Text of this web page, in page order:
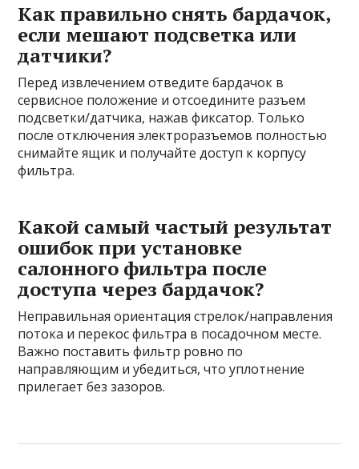
Как правильно снять бардачок,
если мешают подсветка или
датчики?
Перед извлечением отведите бардачок в
сервисное положение и отсоедините разъем
подсветки/датчика, нажав фиксатор. Только
после отключения электроразъемов полностью
снимайте ящик и получайте доступ к корпусу
фильтра.
Какой самый частый результат
ошибок при установке
салонного фильтра после
доступа через бардачок?
Неправильная ориентация стрелок/направления
потока и перекос фильтра в посадочном месте.
Важно поставить фильтр ровно по
направляющим и убедиться, что уплотнение
прилегает без зазоров.